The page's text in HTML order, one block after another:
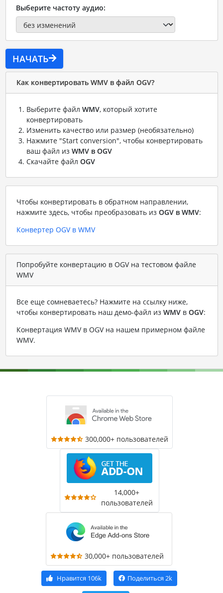
Выберите частоту аудио:
НАЧАТЬ
Как конвертировать WMV в файл OGV?
Выберите файл WMV, который хотите
конвертировать
Изменить качество или размер (необязательно)
Нажмите "Start conversion", чтобы конвертировать
ваш файл из WMV в OGV
Скачайте файл OGV
Чтобы конвертировать в обратном направлении,
нажмите здесь, чтобы преобразовать из OGV в WMV:
Конвертер OGV в WMV
Попробуйте конвертацию в OGV на тестовом файле
WMV
Все еще сомневаетесь? Нажмите на ссылку ниже,
чтобы конвертировать наш демо-файл из WMVв OGV:
Конвертация WMV в OGV на нашем примерном файле
WMV.
300,000+ пользователей
14,000+
пользователей
30,000+ пользователей
Нравится 106k Поделиться 2k